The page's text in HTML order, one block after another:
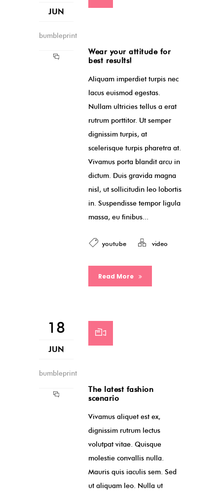
JUN
bumbleprint
Wear your attitude for
best results!
Aliquam imperdiet turpis nec
lacus euismod egestas.
Nullam ultricies tellus a erat
rutrum porttitor. Ut semper
dignissim turpis, at
scelerisque turpis pharetra at.
Vivamus porta blandit arcu in
dictum. Duis gravida magna
nisl, ut sollicitudin leo lobortis
in. Suspendisse tempor ligula
massa, eu finibus...
youtube video
Read More
18
JUN
bumbleprint
The latest fashion
scenario
Vivamus aliquet est ex,
dignissim rutrum lectus
volutpat vitae. Quisque
molestie convallis nulla.
Mauris quis iaculis sem. Sed
ut aliquam leo. Nulla ut